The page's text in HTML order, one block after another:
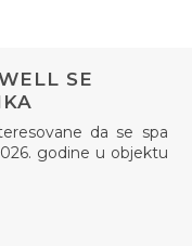
SE
da se spa
godine u objektu